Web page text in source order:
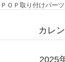
ＰＯＰ取り付けパーツ
カレ
2025